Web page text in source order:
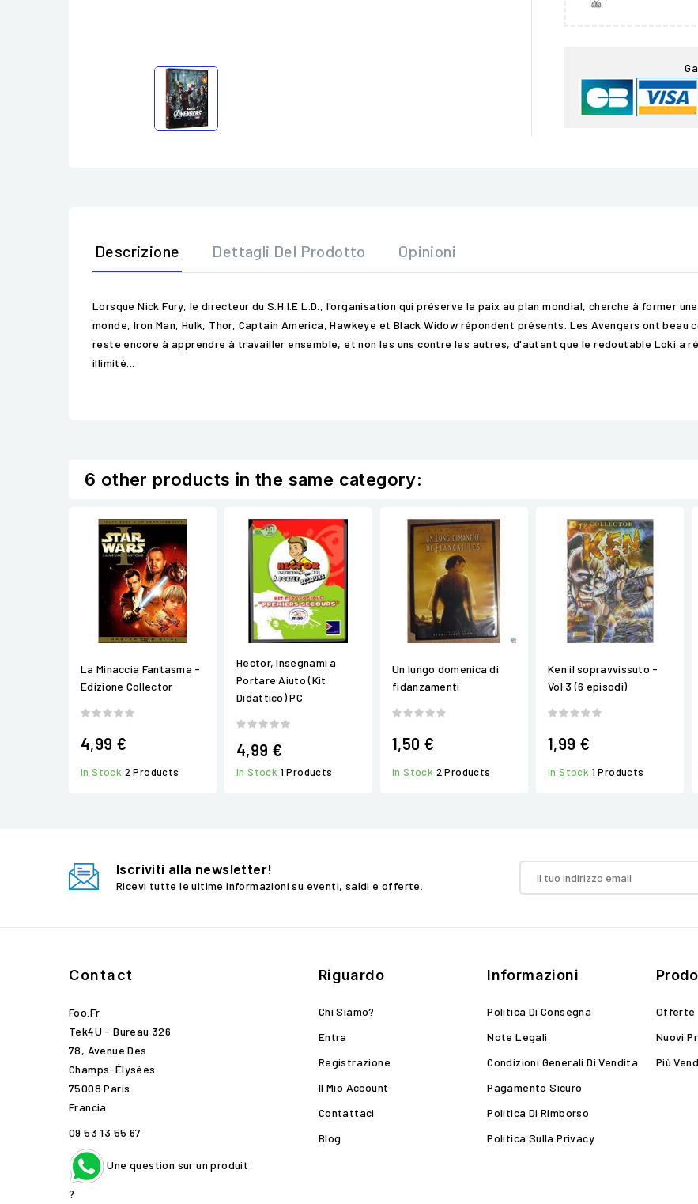
Descrizione Dettagli Del Prodotto Opinioni
Lorsque Nick Fury, le directeur du S.H.I.E.L.D., l'organisation qui préserve la paix au plan mondial, cherche à former
monde, Iron Man, Hulk, Thor, Captain America, Hawkeye et Black Widow répondent présents. Les Avengers ont
reste encore à apprendre à travailler ensemble, et non les uns contre les autres, d'autant que le redoutable Loki a
illimité...
6 other products in the same category:
La Minaccia Fantasma -
Edizione Collector
4,99 €
In Stock 2 Products
Hector, Insegnami a
Portare Aiuto (Kit
Didattico) PC
4,99 €
In Stock 1 Products
Un lungo domenica di
fidanzamenti
1,50 €
In Stock 2 Products
Ken il sopravvissuto -
Vol.3 (6 episodi)
1,99 €
In Stock 1 Products
Iscriviti alla newsletter!
Ricevi tutte le ultime informazioni su eventi, saldi e offerte.
Contact
Foo.fr
Tek4U - Bureau 326
78, Avenue Des
Champs-Élysées
75008 Paris
Francia
09 53 13 55 67
Une question sur un produit
?
Riguardo
Chi Siamo?
Entra
Registrazione
Il Mio Account
Contattaci
Blog
Informazioni
Politica Di Consegna
Note Legali
Condizioni Generali Di Vendita
Pagamento Sicuro
Politica Di Rimborso
Politica Sulla Privacy
Offerte
Nuovi
Più